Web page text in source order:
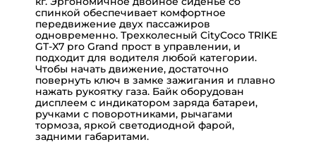
спинкой обеспечивает комфортное
передвижение двух пассажиров
одновременно. Трехколесный CityCoco TRIKE
GT-X7 pro Grand прост в управлении, и
подходит для водителя любой категории.
Чтобы начать движение, достаточно
повернуть ключ в замке зажигания и плавно
нажать рукоятку газа. Байк оборудован
дисплеем с индикатором заряда батареи,
ручками с поворотниками, рычагами
тормоза, яркой светодиодной фарой,
задними габаритами.